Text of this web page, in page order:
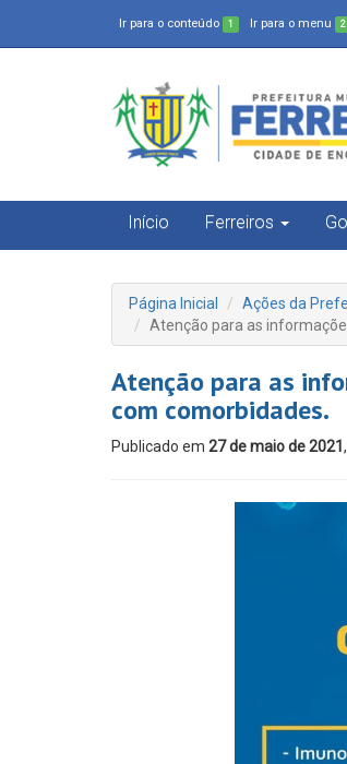
Ir para o conteúdo 1 Ir para o menu 2
Início Ferreiros
Página Inicial
Ações da
Atenção para as
Atenção para as
com comorbidades.
Publicado em 27 de maio de 2021